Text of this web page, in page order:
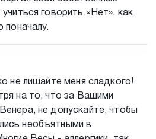
говорить «Нет», как
поначалу.
не лишайте меня сладкого!
на то, что за Вашими
не допускайте, чтобы
необъятными в